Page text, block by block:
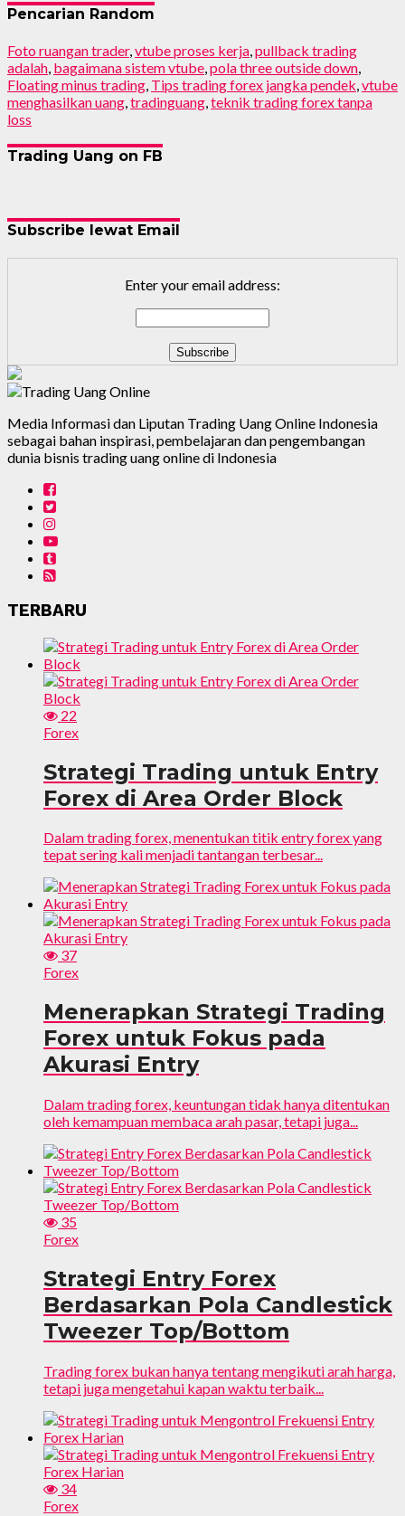
Pencarian Random
Foto ruangan trader,vtube proses kerja,pullback trading
adalah, bagaimana sistem vtube,pola three outside down,
Floating minus trading, Tips trading forex jangka pendek,vtube
menghasilkan uang,tradinguang,teknik trading forex tanpa
loss
Trading Uang on FB
Subscribe lewat Email
Enter your email address:
Media Informasi dan Liputan Trading Uang Online Indonesia
sebagai bahan inspirasi, pembelajaran dan pengembangan
dunia bisnis trading uang online di Indonesia
TERBARU
22
Forex
Strategi Trading untuk Entry
Forex di Area Order Block
Dalam trading forex, menentukan titik entry forex yang
tepat sering kali menjadi tantangan terbesar...
37
Forex
Menerapkan Strategi Trading
Forex untuk Fokus pada
Akurasi Entry
Dalam trading forex, keuntungan tidak hanya ditentukan
oleh kemampuan membaca arah pasar, tetapi juga...
35
Forex
Strategi Entry Forex
Berdasarkan Pola Candlestick
Tweezer Top/Bottom
Trading forex bukan hanya tentang mengikuti arah harga,
tetapi juga mengetahui kapan waktu terbaik...
34
Forex